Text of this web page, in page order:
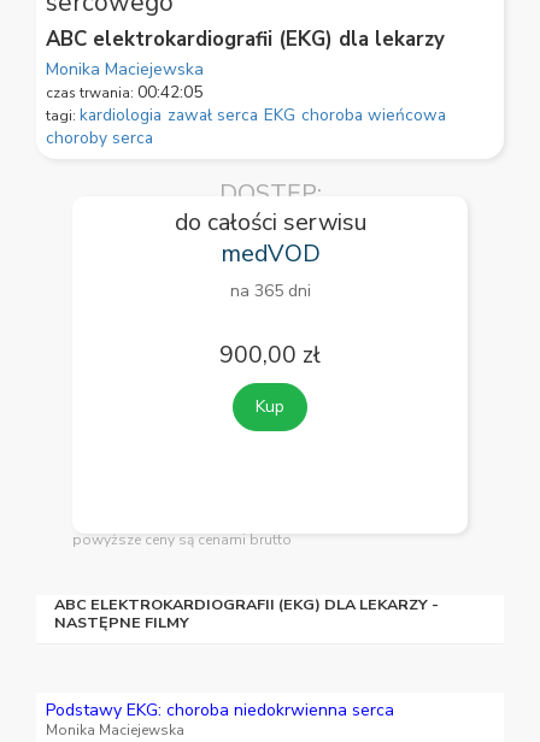
ABC elektrokardiografii (EKG) dla lekarzy
Monika Maciejewska
czas trwania: 00:42:05
tagi: kardiologia zawał serca EKG choroba wieńcowa
choroby serca
DOSTĘP:
do całości serwisu
medVOD
na 365 dni
900,00 zł
Kup
powyższe ceny są cenami brutto
ABC ELEKTROKARDIOGRAFII (EKG) DLA LEKARZY -
NASTĘPNE FILMY
Podstawy EKG: choroba niedokrwienna serca
Monika Maciejewska